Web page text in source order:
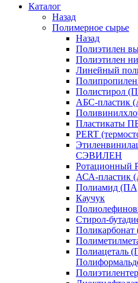
Каталог
Назад
Полимерное сырье
Назад
Полиэтилен
Полиэтилен
Линейный
Полистирол
АБС-пластик
Пластикаты
PERT
СЭВИЛЕН
Ротационный
АСА-пластик
Полиамид
Каучук
Стирол-
Полиацеталь